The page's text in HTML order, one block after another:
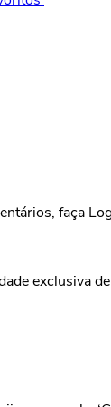
faça
exclusiva